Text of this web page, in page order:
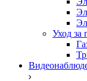
Уход за